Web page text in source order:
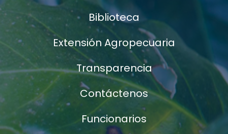
Biblioteca
Extensión Agropecuaria
Transparencia
Contáctenos
Funcionarios